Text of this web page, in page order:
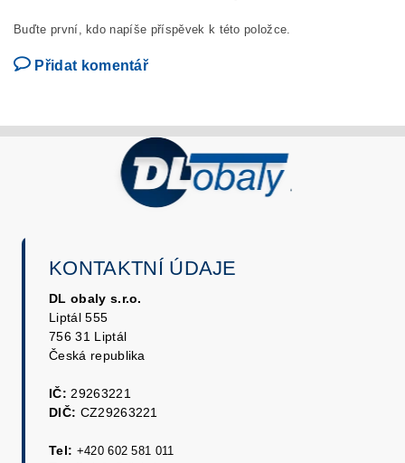
Buďte první, kdo napíše příspěvek k této položce.
Přidat komentář
KONTAKTNÍ ÚDAJE
DL obaly s.r.o.
Liptál 555
756 31 Liptál
Česká republika
IČ: 29263221
DIČ: CZ29263221
Tel: +420 602 581 011